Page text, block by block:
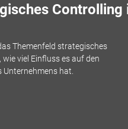
Controlling
Themenfeld strategisches
viel Einfluss es auf den
Unternehmens hat.